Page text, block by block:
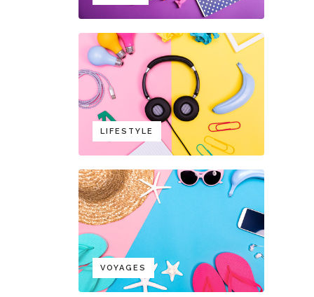
LIFESTYLE
VOYAGES